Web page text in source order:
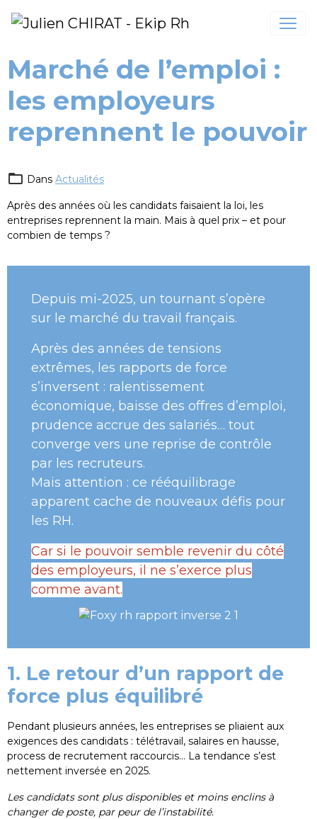
Marché de l’emploi :
les employeurs
reprennent le pouvoir
Dans Actualités
Après des années où les candidats faisaient la loi, les
entreprises reprennent la main. Mais à quel prix – et pour
combien de temps ?
Depuis mi-2025, un tournant s’opère
sur le marché du travail français.
Après des années de tensions
extrêmes, les rapports de force
s’inversent : ralentissement
économique, baisse des offres d’emploi,
prudence accrue des salariés… tout
converge vers une reprise de contrôle
par les recruteurs.
Mais attention : ce rééquilibrage
apparent cache de nouveaux défis pour
les RH.
Car si le pouvoir semble revenir du côté
des employeurs, il ne s’exerce plus
comme avant.
1. Le retour d’un rapport de
force plus équilibré
Pendant plusieurs années, les entreprises se pliaient aux
exigences des candidats : télétravail, salaires en hausse,
process de recrutement raccourcis… La tendance s’est
nettement inversée en 2025.
Les candidats sont plus disponibles et moins enclins à
changer de poste, par peur de l’instabilité.